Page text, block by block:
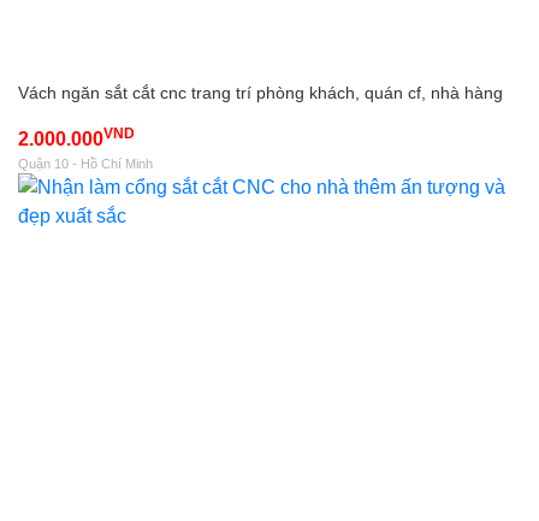
Vách ngăn sắt cắt cnc trang trí phòng khách, quán cf, nhà hàng
2.000.000VND
Quận 10 - Hồ Chí Minh